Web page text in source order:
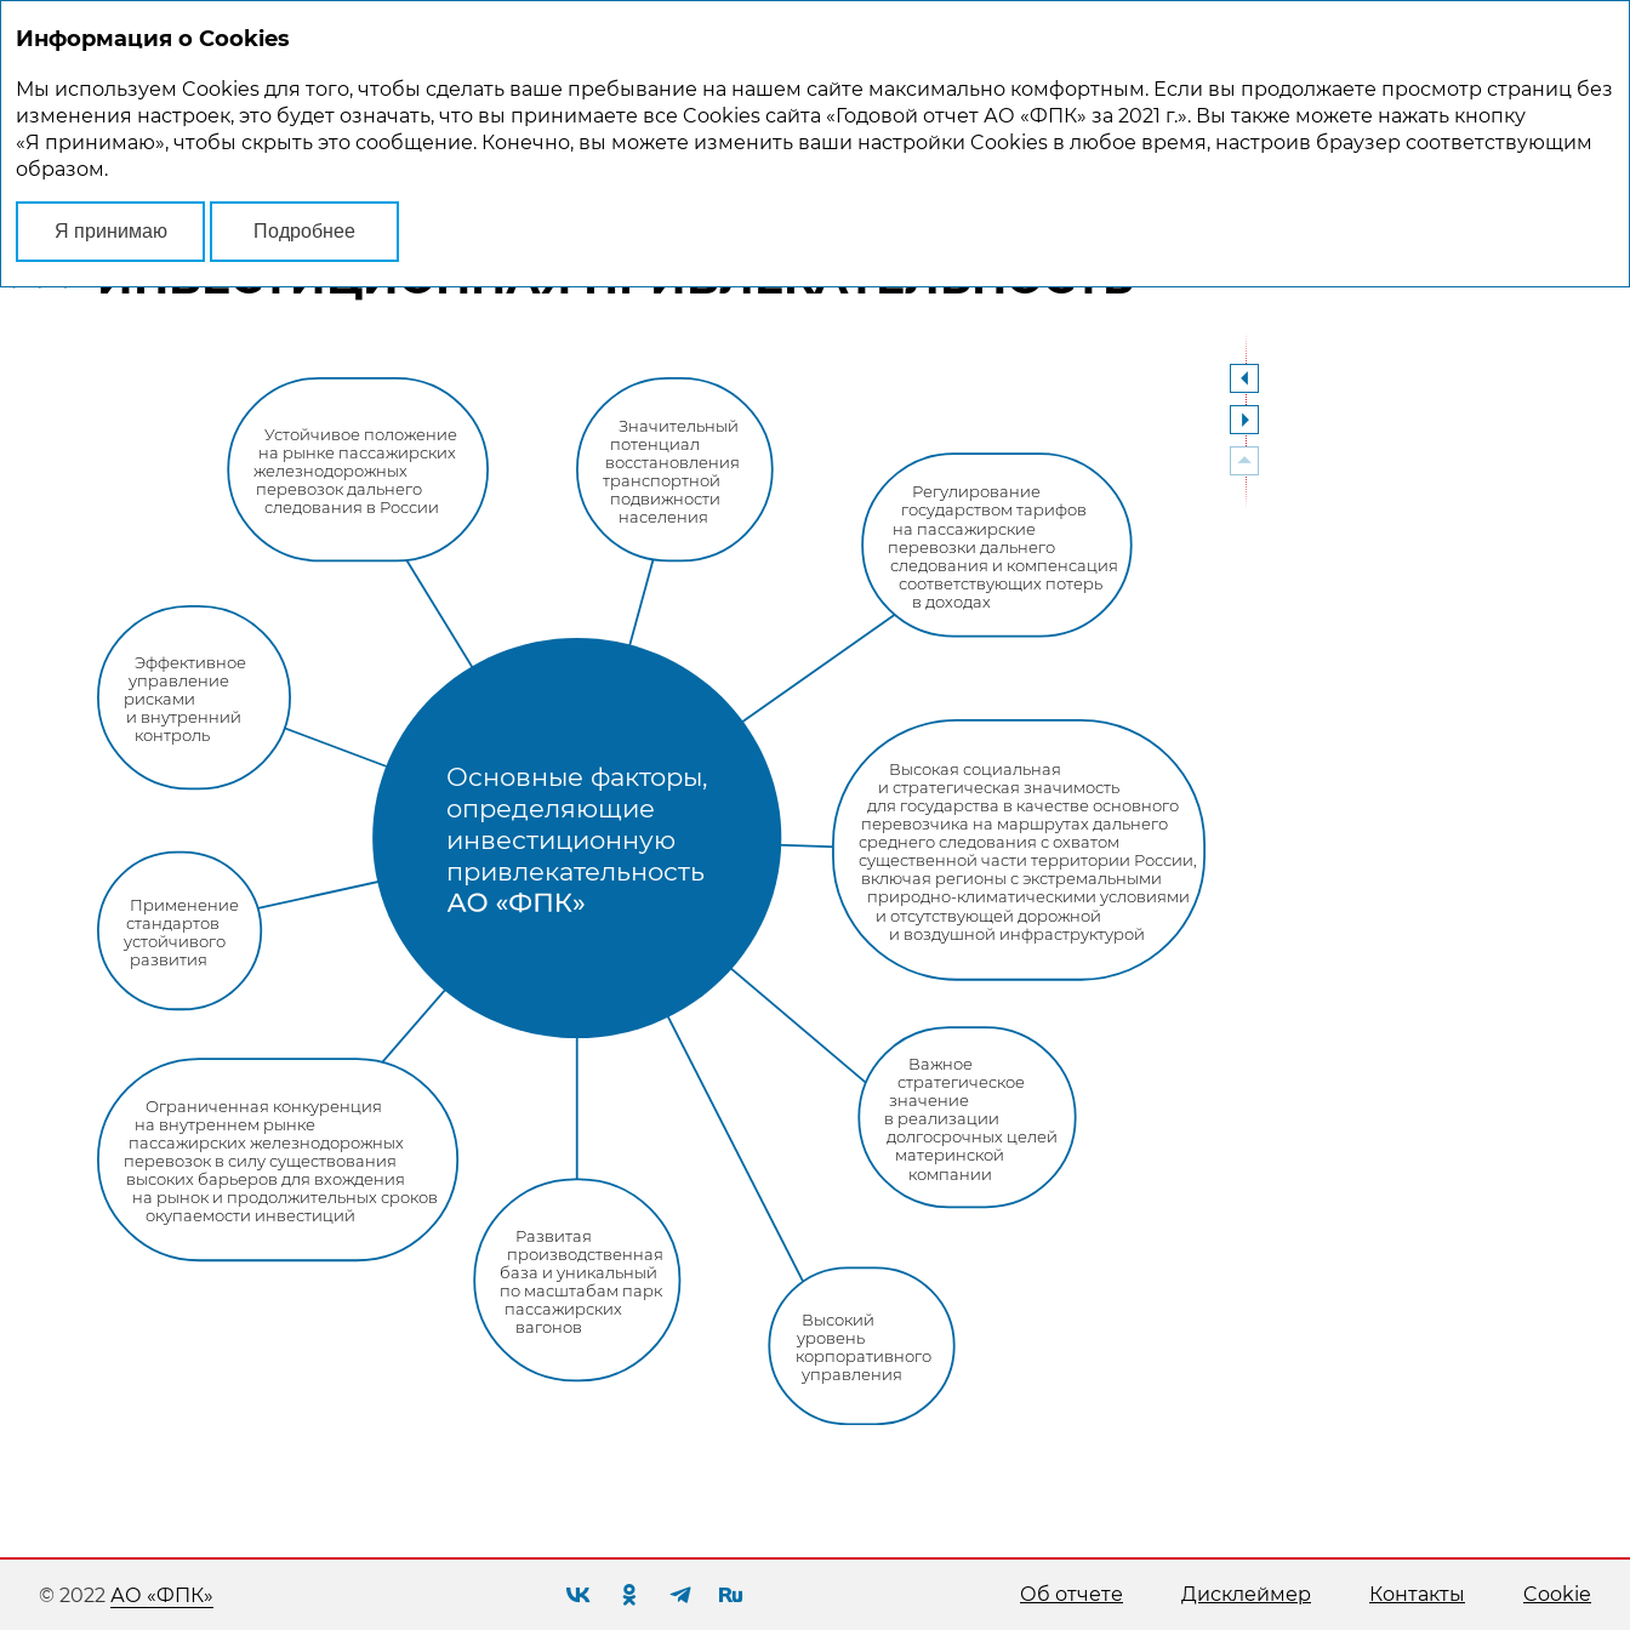
O КОМПАНИИ СТРАТЕГИЯ РАЗВИТИЯ ОБЗОР РЕЗУЛЬТАТОВ КОРПОРАТИВНОЕ УПРАВЛЕНИЕ УСТОЙЧИВОЕ РАЗВИТИЕ ПРИЛОЖЕНИЯ
Главная O Компании Инвестиционная привлекательность
ИНВЕСТИЦИОННАЯ ПРИВЛЕКАТЕЛЬНОСТЬ
Значительный
потенциал
восстановления
транспортной
подвижности
населения
Основные факторы,
определяющие
инвестиционную
привлекательность
Устойчивое положение
на рынке пассажирских
железнодорожных
перевозок дальнего
следования в России
Эффективное
управление
рисками
и внутренний
контроль
Применение
стандартов
устойчивого
развития
Регулирование
государством тарифов
на пассажирские
перевозки дальнего
следования и компенсация
соответствующих потерь
в доходах
Важное
стратегическое
значение
в реализации
долгосрочных целей
материнской
компании
Высокий
уровень
корпоративного
управления
Развитая
производственная
база и уникальный
по масштабам парк
пассажирских
вагонов
Ограниченная конкуренция
на внутреннем рынке
пассажирских железнодорожных
перевозок в силу существования
высоких барьеров для вхождения
на рынок и продолжительных сроков
окупаемости инвестиций
Высокая социальная
и стратегическая значимость
для государства в качестве основного
перевозчика на маршрутах дальнего
среднего следования с охватом
существенной части территории России,
включая регионы с экстремальными
природно-климатическими условиями
и отсутствующей дорожной
и воздушной инфраструктурой
© 2022 АО «ФПК» Об отчете Дисклеймер Контакты Cookie
Информация о Cookies
Мы используем Cookies для того, чтобы сделать ваше пребывание на нашем сайте максимально комфортным. Если вы продолжаете просмотр страниц без
изменения настроек, это будет означать, что вы принимаете все Cookies сайта «Годовой отчет АО «ФПК» за 2021 г.». Вы также можете нажать кнопку
«Я принимаю», чтобы скрыть это сообщение. Конечно, вы можете изменить ваши настройки Cookies в любое время, настроив браузер соответствующим
образом.
Я принимаю Подробнее